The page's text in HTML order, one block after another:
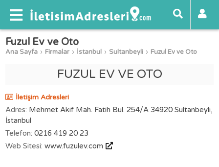
Fuzul Ev ve Oto
Ana Sayfa Firmalar İstanbul Sultanbeyli Fuzul Ev ve Oto
FUZUL EV VE OTO
İletişim Adresleri
Adres: Mehmet Akif Mah. Fatih Bul. 254/A 34920 Sultanbeyli,
İstanbul
Telefon: 0216 419 20 23
Web Sitesi: www.fuzulev.com